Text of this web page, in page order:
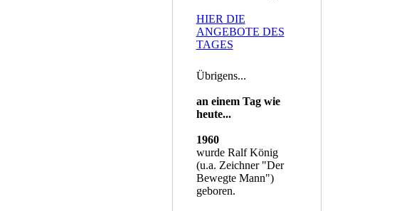
HIER DIE
ANGEBOTE DES
TAGES
Übrigens...
an einem Tag wie
heute...
1960
wurde Ralf König
(u.a. Zeichner "Der
Bewegte Mann")
geboren.